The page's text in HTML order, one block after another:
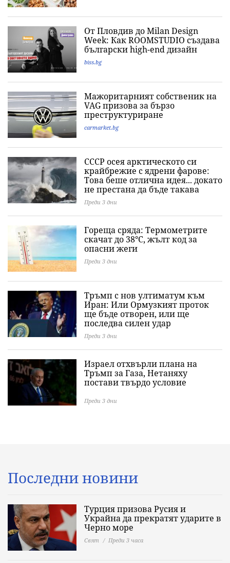
От Пловдив до Milan Design
Week: Как ROOMSTUDIO създава
български high-end дизайн
biss.bg
Мажоритарният собственик на
VAG призова за бързо
преструктуриране
carmarket.bg
СССР осея арктическото си
крайбрежие с ядрени фарове:
Това беше отлична идея... докато
не престана да бъде такава
Преди 3 дни
Гореща сряда: Термометрите
скачат до 38°C, жълт код за
опасни жеги
Преди 3 дни
Тръмп с нов ултиматум към
Иран: Или Ормузкият проток
ще бъде отворен, или ще
последва силен удар
Преди 3 дни
Израел отхвърли плана на
Тръмп за Газа, Нетаняху
постави твърдо условие
Преди 3 дни
Последни новини
Турция призова Русия и
Украйна да прекратят ударите в
Черно море
Свят Преди 3 часа